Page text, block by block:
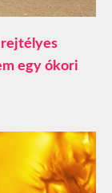
rejtélyes
egy ókori